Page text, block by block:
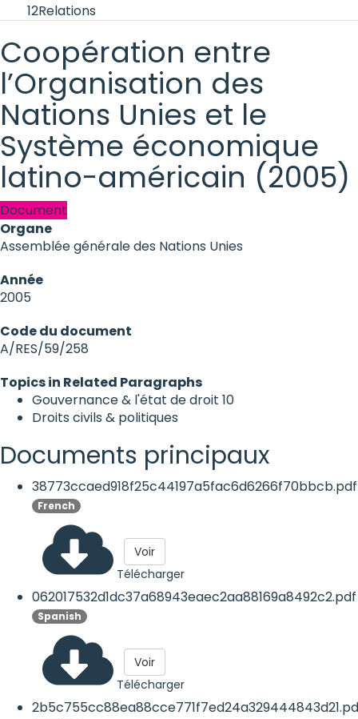
12Relations
Coopération entre
l’Organisation des
Nations Unies et le
Système économique
latino-américain (2005)
Document
Organe
Assemblée générale des Nations Unies
Année
2005
Code du document
A/RES/59/258
Topics in Related Paragraphs
Gouvernance & l'état de droit 10
Droits civils & politiques
Documents principaux
38773ccaed918f25c44197a5fac6d6266f70bbcb.pdf
French
Télécharger
Voir
062017532d1dc37a68943eaec2aa88169a8492c2.pdf
Spanish
Télécharger
Voir